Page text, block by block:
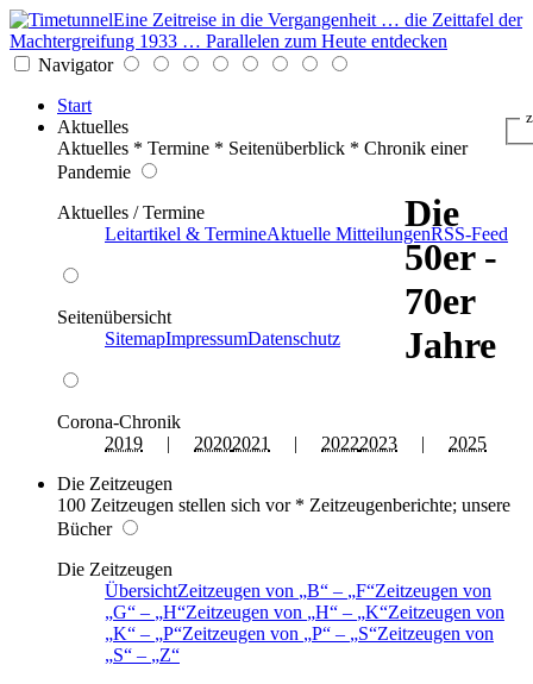
Eine Zeitreise in die Vergangenheit … die Zeittafel der
Machtergreifung 1933 … Parallelen zum Heute entdecken
Navigator
Start
Aktuelles
Aktuelles * Termine * Seitenüberblick * Chronik einer
Pandemie
Aktuelles / Termine
Leitartikel & TermineAktuelle MitteilungenRSS-Feed
Seitenübersicht
SitemapImpressumDatenschutz
Corona-Chronik
2019 | 20202021 | 20222023 | 2025
Die Zeitzeugen
100 Zeitzeugen stellen sich vor * Zeitzeugenberichte; unsere
Bücher
Die Zeitzeugen
ÜbersichtZeitzeugen von B – F Zeitzeugen von
G
– H Zeitzeugen von H – K Zeitzeugen von
K
– P Zeitzeugen von P – S Zeitzeugen von
S
–
Z
Die
50er -
70er
Jahre